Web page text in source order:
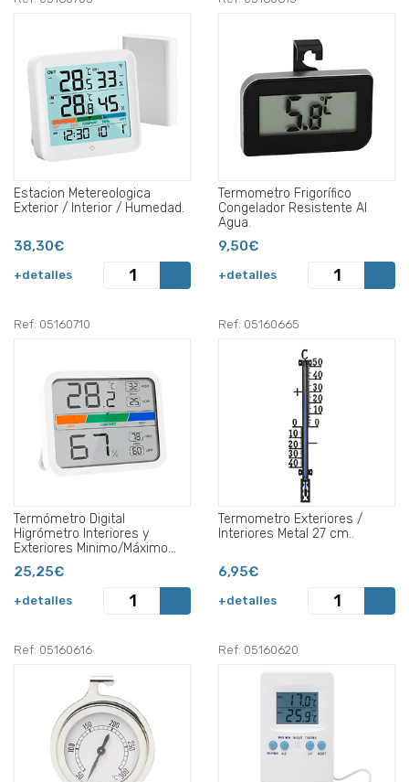
Estacion Metereologica
Exterior / Interior / Humedad.
38,30€
+detalles
Termometro Frigorífico
Congelador Resistente Al
Agua.
9,50€
+detalles
Ref: 05160710
Termómetro Digital
Higrómetro Interiores y
Exteriores Minimo/Máximo
Con Indicardor De Humedad.
25,25€
+detalles
Ref: 05160665
Termometro Exteriores /
Interiores Metal 27 cm..
6,95€
+detalles
Ref: 05160616 Ref: 05160620